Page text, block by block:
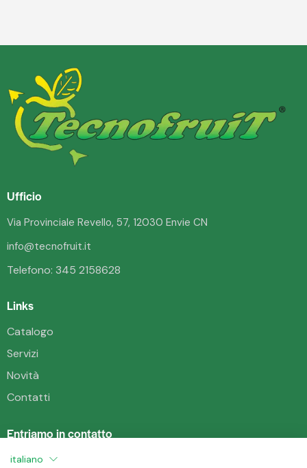
Ufficio
Via Provinciale Revello, 57, 12030 Envie CN
info@tecnofruit.it
Telefono: 345 2158628
Links
Catalogo
Servizi
Novità
Contatti
Entriamo in contatto
Tecnofruit Revello
italiano